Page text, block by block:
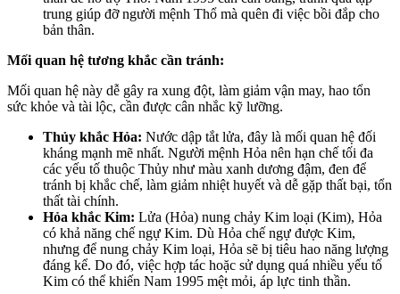
trung giúp đỡ người mệnh Thổ mà quên đi việc bồi đắp cho
bản thân.
Mối quan hệ tương khắc cần tránh:
Mối quan hệ này dễ gây ra xung đột, làm giảm vận may, hao tổn
sức khỏe và tài lộc, cần được cân nhắc kỹ lưỡng.
Thủy khắc Hỏa: Nước dập tắt lửa, đây là mối quan hệ đối
kháng mạnh mẽ nhất. Người mệnh Hỏa nên hạn chế tối đa
các yếu tố thuộc Thủy như màu xanh dương đậm, đen để
tránh bị khắc chế, làm giảm nhiệt huyết và dễ gặp thất bại, tổn
thất tài chính.
Hỏa khắc Kim: Lửa (Hỏa) nung chảy Kim loại (Kim), Hỏa
có khả năng chế ngự Kim. Dù Hỏa chế ngự được Kim,
nhưng để nung chảy Kim loại, Hỏa sẽ bị tiêu hao năng lượng
đáng kể. Do đó, việc hợp tác hoặc sử dụng quá nhiều yếu tố
Kim có thể khiến Nam 1995 mệt mỏi, áp lực tinh thần.